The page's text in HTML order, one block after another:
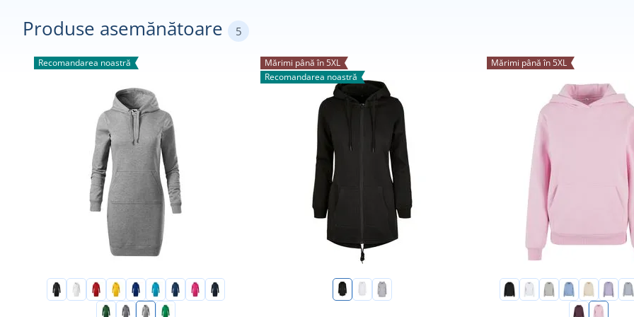
Produse asemănătoare 5
Recomandarea noastră
Mărimi până în 5XL
Recomandarea noastră
Mărimi până în 5XL